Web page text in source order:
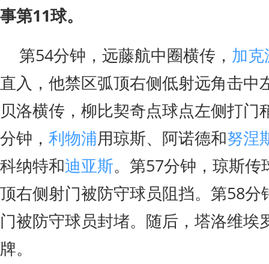
事第11球。
第54分钟，远藤航中圈横传， 加克
直入，他禁区弧顶右侧低射远角击中
贝洛横传，柳比契奇点球点左侧打门
分钟， 利物浦用琼斯、阿诺德和努涅
科纳特和迪亚斯。第57分钟，琼斯
顶右侧射门被防守球员阻挡。第58分
门被防守球员封堵。随后，塔洛维埃
牌。